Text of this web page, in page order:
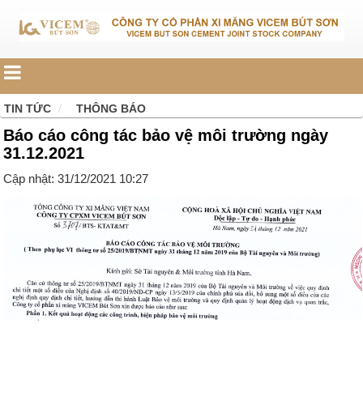
TIN TỨC THÔNG BÁO
Báo cáo công tác bảo vệ môi trường ngày
31.12.2021
Cập nhật: 31/12/2021 10:27